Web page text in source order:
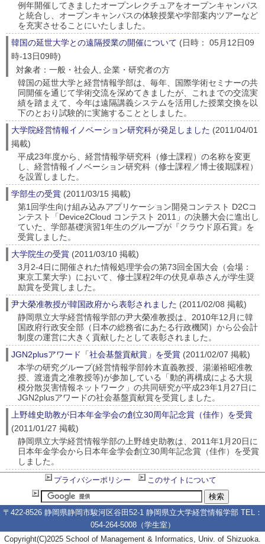
例年開催してきましたオープンレクチュアをオープンキャンパス
と統合し、オープンキャンパスの体験授業や学部案内ツアーなど
を充実させることにいたしました。
韓国の延世大学との遠隔授業の開催について (日時： 05月12日09
時-13日09時)
対象者：一般・社会人, 企業・研究者の方
韓国の延世大学と経営情報学部は、毎年、国際学術セミナーの共
同開催を通じて学術交流を深めてきましたが、これまでの交流実
績を踏まえて、今年は遠隔講義システムを活用した授業交換を以
下のとおり試験的に実施することとしました。
大学院経営情報イノベーション研究科が発足しました (2011/04/01
掲載)
平成23年度から、経営情報学研究科（修士課程）の名称を変更
し、経営情報イノベーション研究科（修士課程／博士後期課程）
を設置しました。
学部生の受賞 (2011/03/15 掲載)
第1回学生向け組み込みアプリケーション開発コンテスト D2Cコ
ンテスト「Device2Cloud コンテスト 2011」の決勝大会に進出し
ていた、学部基礎演習1年生のグループが『クラウド原石賞』を
受賞しました。
大学院生の受賞 (2011/03/10 掲載)
3月2-4日に開催された情報処理学会の第73回全国大会（会場：
東京工業大学）において、修士課程2年の伏見卓恭さんが学生奨
励賞を受賞しました。
尹大榮准教授が韓国政府から表彰されました (2011/02/08 掲載)
静岡県立大学経営情報学部の尹大榮准教授は、2010年12月に韓
国政府行政安全部（日本の総務省にあたる行政機関）から公会計
制度の運営に大きく貢献したとして表彰されました。
JGN2plusアワード「社会基盤貢献賞」を受賞 (2011/02/07 掲載)
本学の研究グループ(経営情報学部鈴木直義教授、湯瀬裕昭准教
授、渡邉貴之准教授等)が参加している「動的再構成による大規
模分散災害情報ネットワーク」の共同研究が平成23年1月27日に
JGN2plusアワードの社会基盤貢献賞を受賞しました。
上野雄史助教が日本年金学会の創立30周年記念賞（佳作）を受賞
(2011/01/27 掲載)
静岡県立大学経営情報学部の上野雄史助教は、2011年1月20日に
日本年金学会から日本年金学会創立30周年記念賞（佳作）を受賞
しました。
プライバシーポリシー このサイトについて
〒422-8526 静岡県静岡市駿河区谷田52-1 静岡県立大学経営情報学部 TEL：
054-264-5008（学生室）
Copyright(C)2025 School of Management & Informatics, Univ. of Shizuoka.